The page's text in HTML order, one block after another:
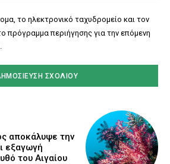
το ηλεκτρονικό ταχυδρομείο και τον
πρόγραμμα περιήγησης για την επόμενη
αποκάλυψε την
εξαγωγή
του Αιγαίου